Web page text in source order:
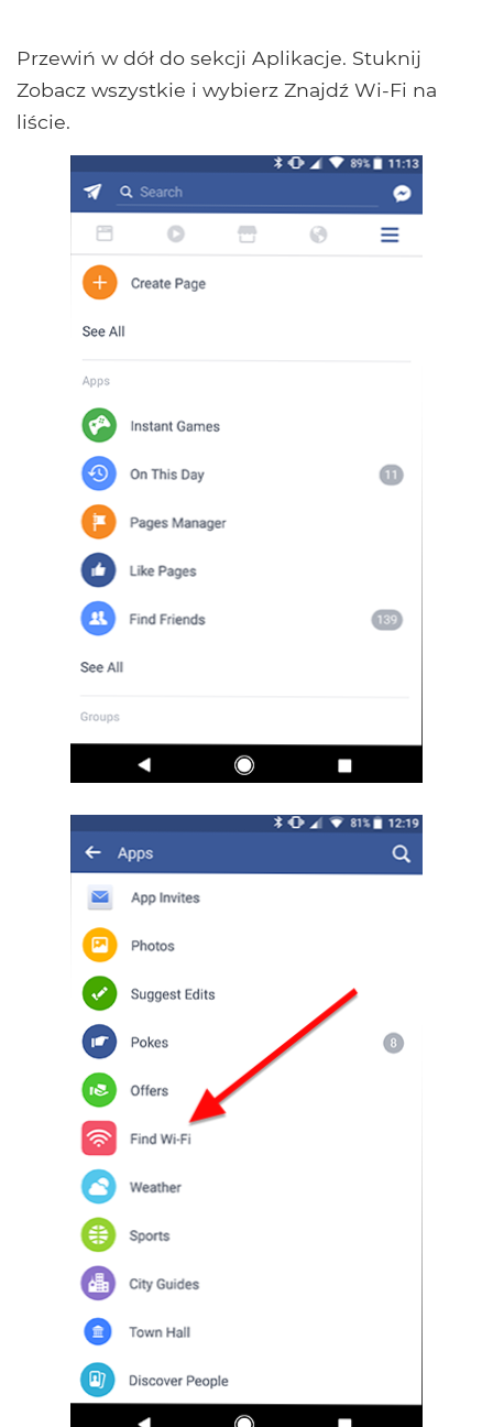
Przewiń w dół do sekcji Aplikacje. Stuknij
Zobacz wszystkie i wybierz Znajdź Wi-Fi na
liście.